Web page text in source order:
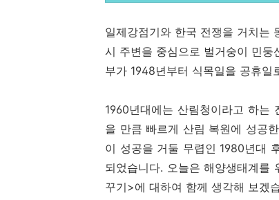
일제강점기와 한국 전쟁을 거치는
시 주변을 중심으로 벌거숭이 민
부가 1948년부터 식목일을 공휴
1960년대에는 산림청이라고 하
을 만큼 빠르게 산림 복원에 성공
이 성공을 거둘 무렵인 1980년대
되었습니다. 오늘은 해양생태계
꾸기>에 대하여 함께 생각해 보겠